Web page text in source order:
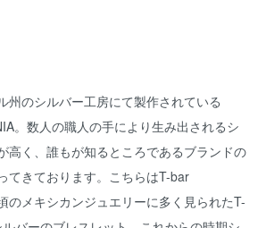
州のシルバー工房にて製作されている
。数人の職人の手により生み出されるシ
高く、誰もが知るところであるブランドの
てきております。こちらはT-bar
のメキシカンジュエリーに多く見られたT-